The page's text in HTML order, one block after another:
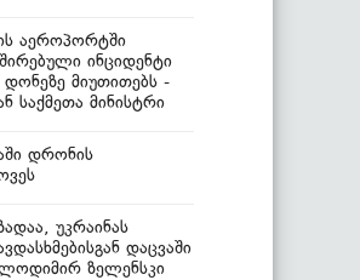
აეროპორტში
ინციდენტი
მიუთითებს -
საქმეთა მინისტრი
დრონის
უკრაინას
დაცვაში
ზელენსკი